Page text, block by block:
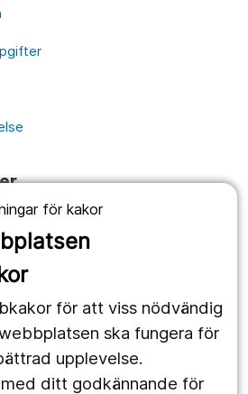
för kakor
för att viss nödvändig
ska fungera för
upplevelse.
ditt godkännande för